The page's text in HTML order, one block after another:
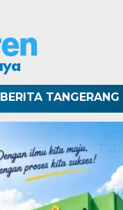
BERITA TANGERANG